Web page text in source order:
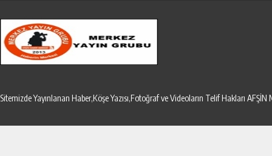
Sitemizde Yayınlanan Haber,Köşe Yazısı,Fotoğraf ve Videoların Telif Hakları